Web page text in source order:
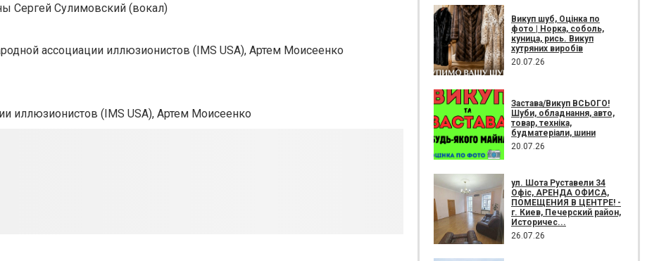
Сергей Сулимовский (вокал)
ассоциации иллюзионистов (IMS USA), Артем Моисеенко
иллюзионистов (IMS USA), Артем Моисеенко
Викуп шуб, Оцінка по
фото | Норка, соболь,
куница, рись. Викуп
хутряних виробів
20.07.26
Застава/Викуп ВСЬОГО!
Шуби, обладнання, авто,
товар, техніка,
будматеріали, шини
20.07.26
ул. Шота Руставели 34
Офіс, АРЕНДА ОФИСА,
ПОМЕЩЕНИЯ В ЦЕНТРЕ! -
г. Киев, Печерский район,
Историчес...
26.07.26